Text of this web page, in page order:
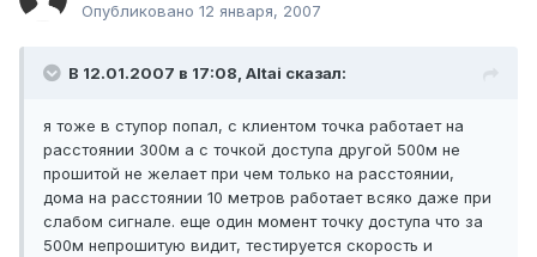
Опубликовано 12 января, 2007
В 12.01.2007 в 17:08, Altai сказал:
я тоже в ступор попал, с клиентом точка работает на
расстоянии 300м а с точкой доступа другой 500м не
прошитой не желает при чем только на расстоянии,
дома на расстоянии 10 метров работает всяко даже при
слабом сигнале. еще один момент точку доступа что за
500м непрошитую видит, тестируется скорость и